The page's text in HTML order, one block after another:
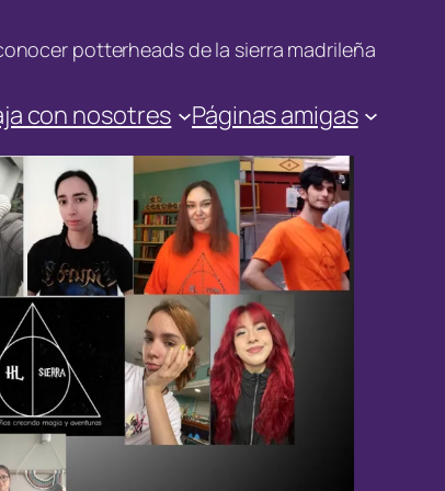
potterheads de la sierra madrileña
con nosotres Páginas amigas